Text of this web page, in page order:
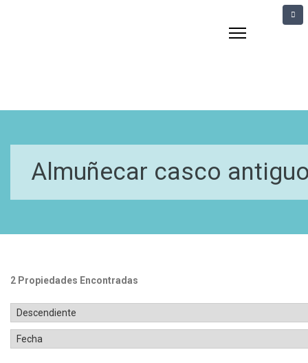
Almuñecar casco
2 Propiedades Encontradas